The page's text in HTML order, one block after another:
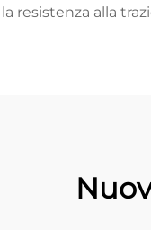
resistenza alla